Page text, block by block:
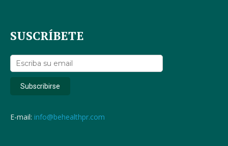
SUSCRÍBETE
E-mail: info@behealthpr.com